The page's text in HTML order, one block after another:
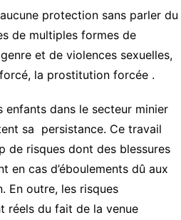
protection sans parler du
de multiples formes de
et de violences sexuelles,
la prostitution forcée .
enfants dans le secteur minier
sa persistance. Ce travail
de risques dont des blessures
en cas d’éboulements dû aux
En outre, les risques
réels du fait de la venue